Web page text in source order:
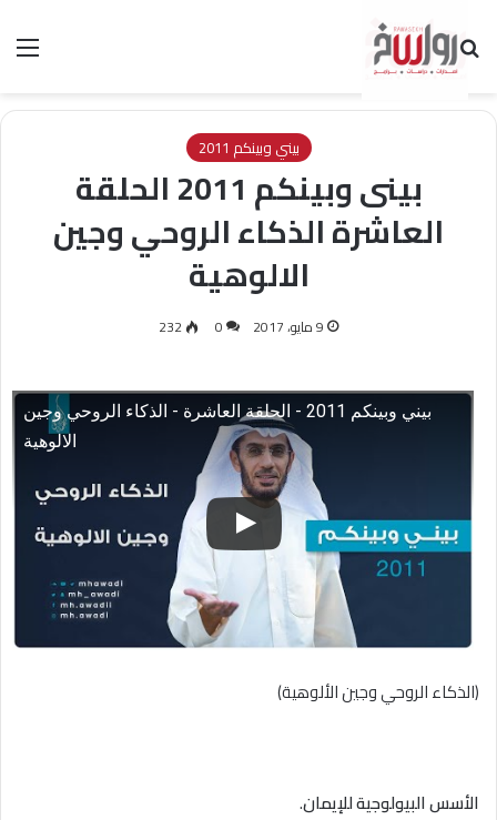
بحث عن
بيني وبينكم 2011
بينى وبينكم 2011 الحلقة
العاشرة الذكاء الروحي وجين
الالوهية
9 مايو، 2017 0
232
بيني وبينكم 2011 - الحلقة العاشرة - الذكاء الروحي وجين
الالوهية
(الذكاء الروحي وجين الألوهية)
الأسس البيولوجية للإيمان.